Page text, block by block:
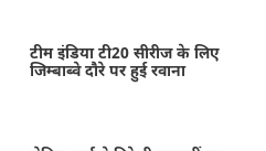
टीम इंडिया टी20 सीरीज के लिए
जिम्बाब्वे दौरे पर हुई रवाना